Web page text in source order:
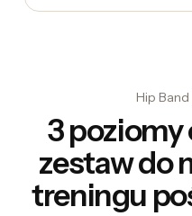
Hip
3 poziomy
zestaw do
treningu